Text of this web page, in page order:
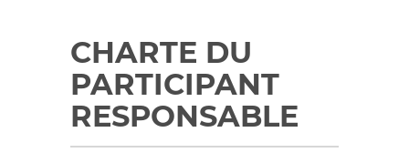
CHARTE DU
PARTICIPANT
RESPONSABLE